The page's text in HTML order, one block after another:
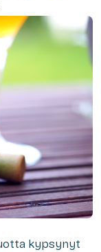
kypsynyt